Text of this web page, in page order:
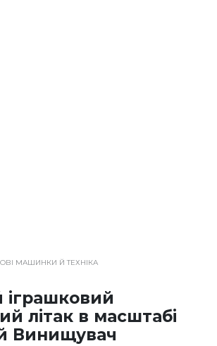
МАШИНКИ Й ТЕХНІКА
літак в масштабі
Винищувач